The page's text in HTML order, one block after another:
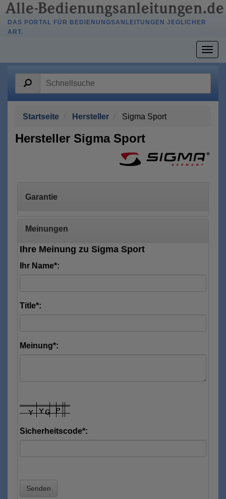
DAS PORTAL FÜR BEDIENUNGSANLEITUNGEN JEGLICHER
ART.
Startseite Hersteller Sigma Sport
Hersteller Sigma Sport
Garantie
Meinungen
Ihre Meinung zu Sigma Sport
Ihr Name*:
Title*:
Meinung*:
Sicherheitscode*:
Senden